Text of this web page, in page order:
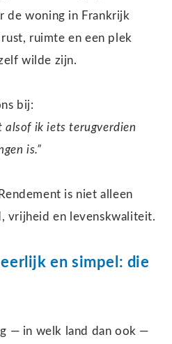
de woning in Frankrijk
ruimte en een plek
wilde zijn.
bij:
alsof ik iets terugverdien
is.”
is niet alleen
vrijheid en levenskwaliteit.
en simpel: die
— in welk land dan ook —